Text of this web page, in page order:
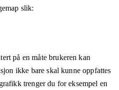
slik:
på en måte brukeren kan
ikke bare skal kunne oppfattes
trenger du for eksempel en